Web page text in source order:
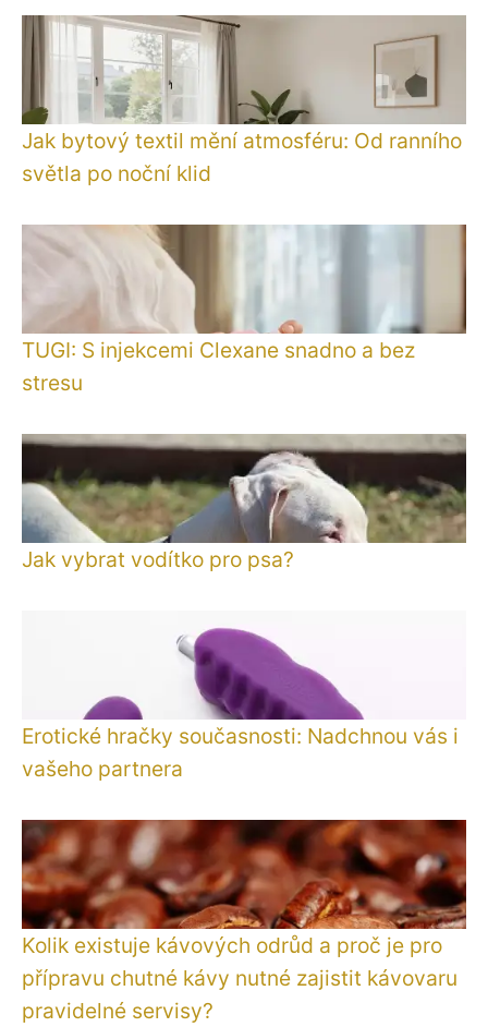
Jak bytový textil mění atmosféru: Od ranního
světla po noční klid
TUGI: S injekcemi Clexane snadno a bez
stresu
Jak vybrat vodítko pro psa?
Erotické hračky současnosti: Nadchnou vás i
vašeho partnera
Kolik existuje kávových odrůd a proč je pro
přípravu chutné kávy nutné zajistit kávovaru
pravidelné servisy?